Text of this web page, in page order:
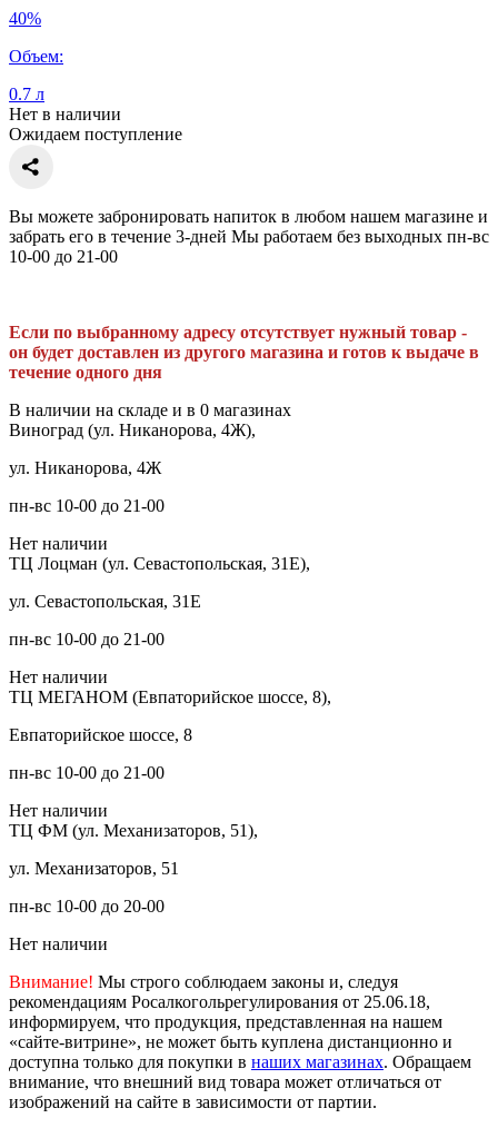
40%
Объем:
0.7 л
Нет в наличии
Ожидаем поступление
Вы можете забронировать напиток в любом нашем магазине и
забрать его в течение 3-дней Мы работаем без выходных пн-вс
10-00 до 21-00
Если по выбранному адресу отсутствует нужный товар -
он будет доставлен из другого магазина и готов к выдаче в
течение одного дня
В наличии на складе и в 0 магазинах
Виноград (ул. Никанорова, 4Ж),
ул. Никанорова, 4Ж
пн-вс 10-00 до 21-00
Нет наличии
ТЦ Лоцман (ул. Севастопольская, 31Е),
ул. Севастопольская, 31Е
пн-вс 10-00 до 21-00
Нет наличии
ТЦ МЕГАНОМ (Евпаторийское шоссе, 8),
Евпаторийское шоссе, 8
пн-вс 10-00 до 21-00
Нет наличии
ТЦ ФМ (ул. Механизаторов, 51),
ул. Механизаторов, 51
пн-вс 10-00 до 20-00
Нет наличии
Внимание! Мы строго соблюдаем законы и, следуя
рекомендациям Росалкогольрегулирования от 25.06.18,
информируем, что продукция, представленная на нашем
«сайте-витрине», не может быть куплена дистанционно и
доступна только для покупки в наших магазинах. Обращаем
внимание, что внешний вид товара может отличаться от
изображений на сайте в зависимости от партии.